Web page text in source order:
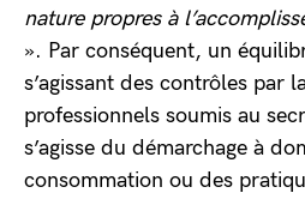
nature propres à
». Par conséquent, un
s’agissant des contrôles par
professionnels soumis au
s’agisse du démarchage à
consommation ou des